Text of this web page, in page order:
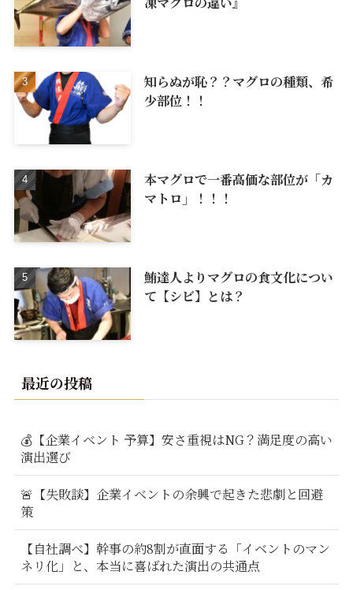
知らぬが恥？？マグロの種類、希
少部位！！
本マグロで一番高価な部位が「カ
マトロ」！！！
鮪達人よりマグロの食文化につい
て【シビ】とは？
最近の投稿
💰【企業イベント 予算】安さ重視はNG？満足度の高い
演出選び
🚨【失敗談】企業イベントの余興で起きた悲劇と回避
策
【自社調べ】幹事の約8割が直面する「イベントのマン
ネリ化」と、本当に喜ばれた演出の共通点